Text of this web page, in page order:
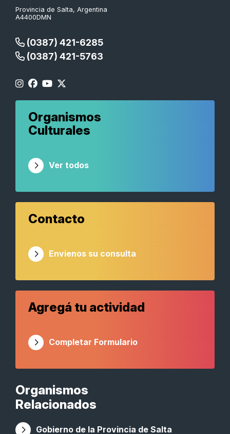
Provincia de Salta, Argentina
A4400DMN
(0387) 421-6285
(0387) 421-5763
Organismos
Relacionados
Gobierno de la Provincia de Salta
Organismos
Culturales
Ver todos
Contacto
Envienos su consulta
Agregá tu actividad
Completar Formulario